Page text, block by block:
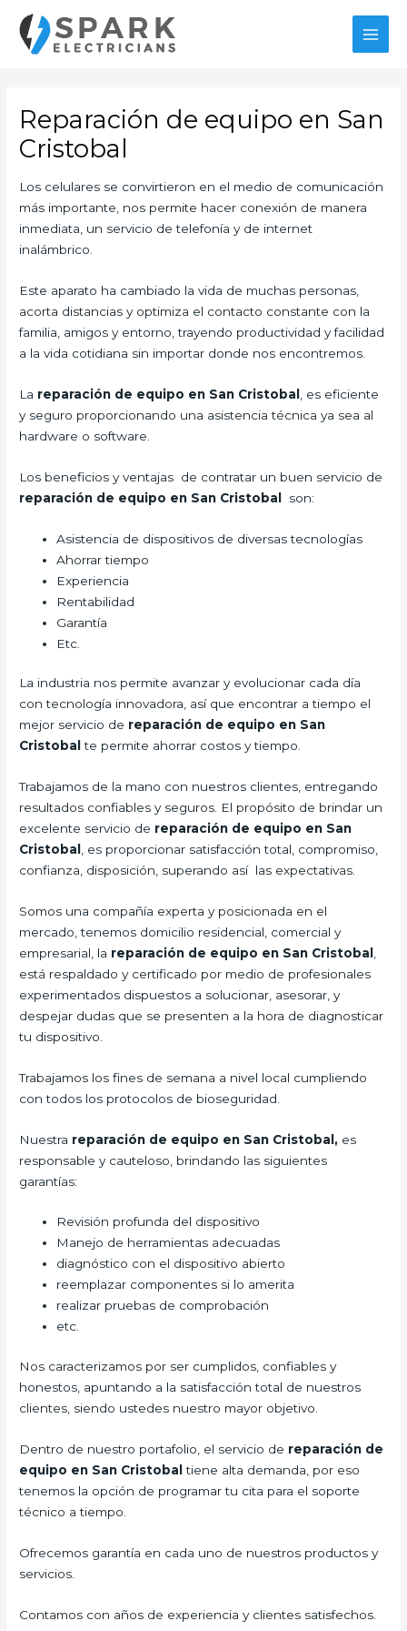
contenido
Reparación de equipo en San
Cristobal
Los celulares se convirtieron en el medio de comunicación
más importante, nos permite hacer conexión de manera
inmediata, un servicio de telefonía y de internet
inalámbrico.
Este aparato ha cambiado la vida de muchas personas,
acorta distancias y optimiza el contacto constante con la
familia, amigos y entorno, trayendo productividad y facilidad
a la vida cotidiana sin importar donde nos encontremos.
La reparación de equipo en San Cristobal
, es eficiente
y seguro proporcionando una asistencia técnica ya sea al
hardware o software.
Los beneficios y ventajas de contratar un buen servicio de
reparación de equipo en San Cristobal son:
Asistencia de dispositivos de diversas tecnologías
Ahorrar tiempo
Experiencia
Rentabilidad
Garantía
Etc.
La industria nos permite avanzar y evolucionar cada día
con tecnología innovadora, así que encontrar a tiempo el
mejor servicio de reparación de equipo en San
Cristobal te permite ahorrar costos y tiempo.
Trabajamos de la mano con nuestros clientes, entregando
resultados confiables y seguros. El propósito de brindar un
excelente servicio de reparación de equipo en San
Cristobal
, es proporcionar satisfacción total, compromiso,
confianza, disposición, superando así las expectativas.
Somos una compañía experta y posicionada en el
mercado, tenemos domicilio residencial, comercial y
empresarial, la reparación de equipo en San Cristobal
está respaldado y certificado por medio de profesionales
experimentados dispuestos a solucionar, asesorar, y
despejar dudas que se presenten a la hora de diagnosticar
tu dispositivo.
Trabajamos los fines de semana a nivel local cumpliendo
con todos los protocolos de bioseguridad.
Nuestra reparación de equipo en San Cristobal, es
responsable y cauteloso, brindando las siguientes
garantías:
Revisión profunda del dispositivo
Manejo de herramientas adecuadas
diagnóstico con el dispositivo abierto
reemplazar componentes si lo amerita
realizar pruebas de comprobación
etc.
Nos caracterizamos por ser cumplidos, confiables y
honestos, apuntando a la satisfacción total de nuestros
clientes, siendo ustedes nuestro mayor objetivo.
Dentro de nuestro portafolio, el servicio de reparación de
equipo en San Cristobal tiene alta demanda, por eso
tenemos la opción de programar tu cita para el soporte
técnico a tiempo.
Ofrecemos garantía en cada uno de nuestros productos y
servicios.
Contamos con años de experiencia y clientes satisfechos.